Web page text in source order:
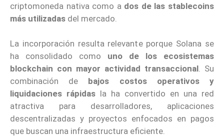
criptomoneda nativa como a dos de las stablecoins
más utilizadas del mercado.
La incorporación resulta relevante porque Solana se
ha consolidado como uno de los ecosistemas
blockchain con mayor actividad transaccional. Su
combinación de bajos costos operativos y
liquidaciones rápidas la ha convertido en una red
atractiva para desarrolladores, aplicaciones
descentralizadas y proyectos enfocados en pagos
que buscan una infraestructura eficiente.